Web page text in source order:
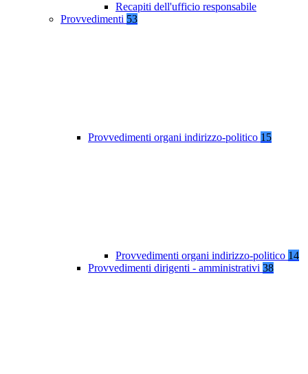
Recapiti dell'ufficio responsabile
Provvedimenti 53
Provvedimenti organi indirizzo-politico 15
Provvedimenti organi indirizzo-politico 14
Provvedimenti dirigenti - amministrativi 38